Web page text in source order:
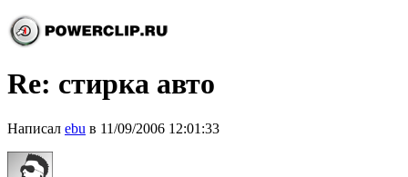
Re: стирка авто
Написал ebu в 11/09/2006 12:01:33